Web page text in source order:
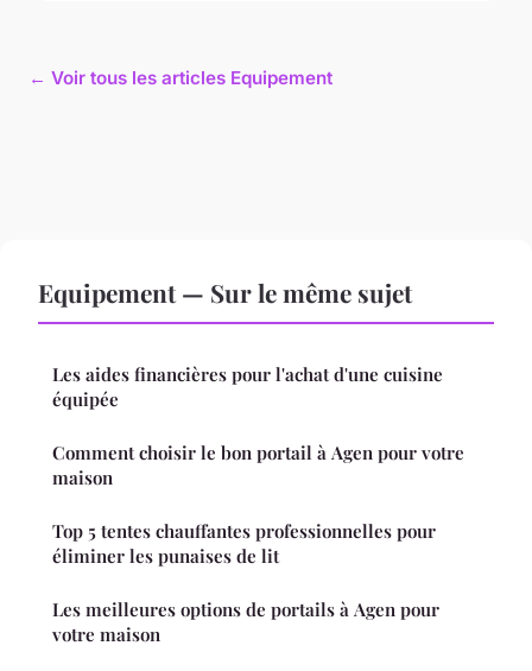
← Voir tous les articles Equipement
Equipement — Sur le même sujet
Les aides financières pour l'achat d'une cuisine
équipée
Comment choisir le bon portail à Agen pour votre
maison
Top 5 tentes chauffantes professionnelles pour
éliminer les punaises de lit
Les meilleures options de portails à Agen pour
votre maison